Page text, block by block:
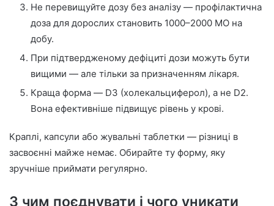
Не перевищуйте дозу без аналізу — профілактична
доза для дорослих становить 1000–2000 МО на
добу.
При підтвердженому дефіциті дози можуть бути
вищими — але тільки за призначенням лікаря.
Краща форма — D3 (холекальциферол), а не D2.
Вона ефективніше підвищує рівень у крові.
Краплі, капсули або жувальні таблетки — різниці в
засвоєнні майже немає. Обирайте ту форму, яку
зручніше приймати регулярно.
З чим поєднувати і чого уникати